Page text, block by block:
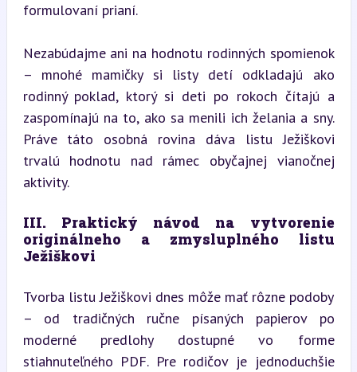
formulovaní prianí.
Nezabúdajme ani na hodnotu rodinných spomienok
– mnohé mamičky si listy detí odkladajú ako
rodinný poklad, ktorý si deti po rokoch čítajú a
zaspomínajú na to, ako sa menili ich želania a sny.
Práve táto osobná rovina dáva listu Ježiškovi
trvalú hodnotu nad rámec obyčajnej vianočnej
aktivity.
III. Praktický návod na vytvorenie
originálneho a zmysluplného listu
Ježiškovi
Tvorba listu Ježiškovi dnes môže mať rôzne podoby
– od tradičných ručne písaných papierov po
moderné predlohy dostupné vo forme
stiahnuteľného PDF. Pre rodičov je jednoduchšie